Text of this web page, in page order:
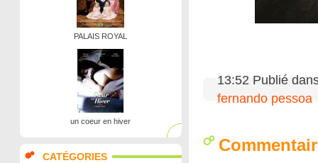
PALAIS ROYAL
un coeur en hiver
CATÉGORIES
13:52 Publié
fernando pessoa